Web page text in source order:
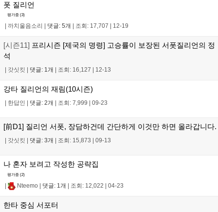
폿 질리언
평가중 (3)
까치울음소리 댓글: 5개 조회: 17,707 12-19
[시즌11] 프리시즌 [제국의 명령] 고승률이 보장된 서폿질리언의 정
석
갓싯킷 댓글: 1개 조회: 16,127 12-13
강타 질리언의 재림(10시즌)
한답인 댓글: 2개 조회: 7,999 09-23
[前D1] 질리언 서폿, 장담하건데 간단하게 이것만 하면 올라갑니다.
갓싯킷 댓글: 3개 조회: 15,873 09-13
나 혼자 보려고 작성한 공략집
평가중 (2)
| Nteemo | 댓글: 1개 | 조회: 12,022 | 04-23
한타 중심 서포터